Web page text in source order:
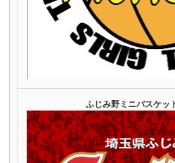
ふじみ野ミニバスケッ